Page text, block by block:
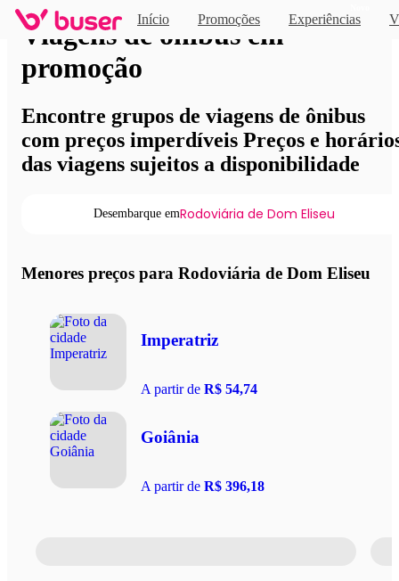
Início Promoções Experiências
Viagens de ônibus em
promoção
Encontre grupos de viagens de ônibus
com preços imperdíveis Preços e
das viagens sujeitos a disponibilidade
Desembarque emRodoviária de Dom Eliseu
Menores preços para Rodoviária de Dom Eliseu
Imperatriz
A partir de R$ 54,74
Goiânia
A partir de R$ 396,18